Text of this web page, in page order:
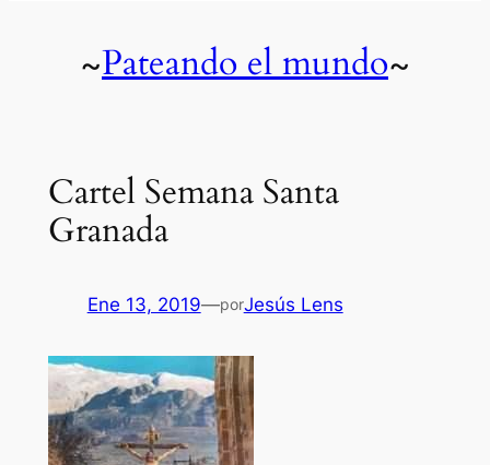
~Pateando el mundo~
Cartel Semana Santa
Granada
Ene 13, 2019—porJesús Lens